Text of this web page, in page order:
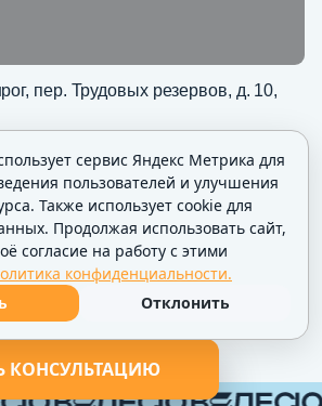
пер. Трудовых резервов, д. 10,
пер. Трудовых резервов, д. 10, оф. 314, ИНН
6154144412
конфиденциальности
КОНСУЛЬТАЦИЮ
сервис Яндекс Метрика для
пользователей и улучшения
Также использует cookie для
Продолжая использовать сайт,
согласие на работу с этими
конфиденциальности.
Отклонить